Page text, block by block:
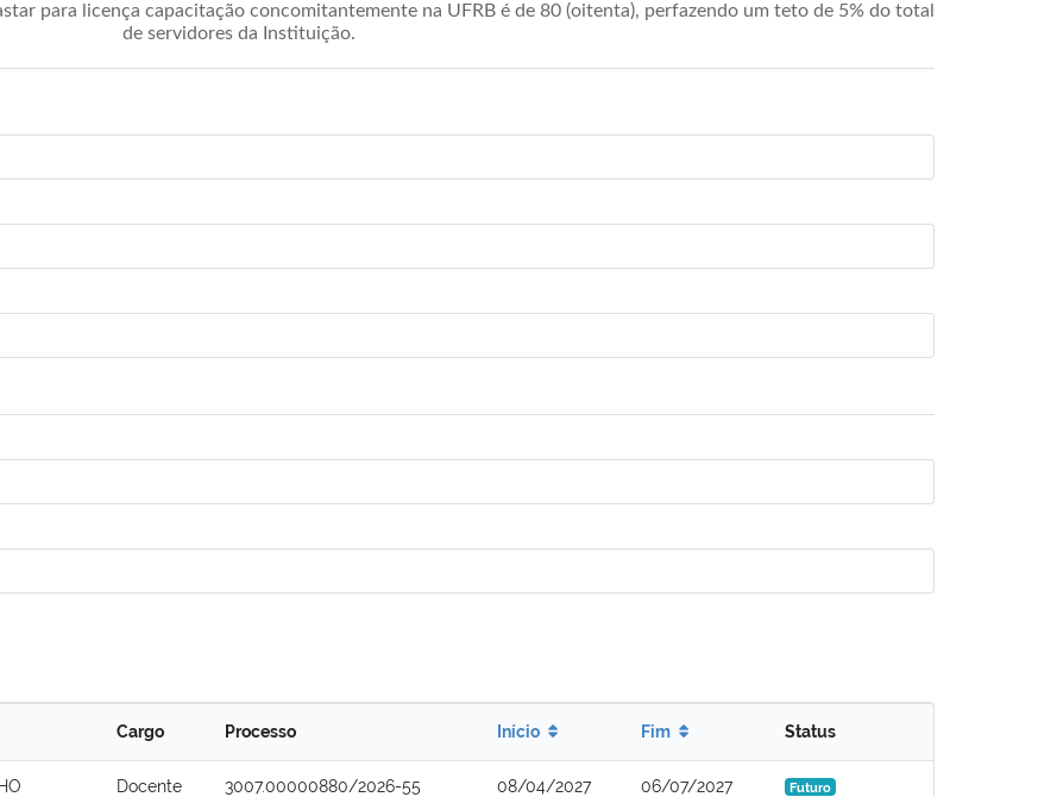
para licença capacitação concomitantemente na UFRB é de 80 (oitenta), perfazendo um teto de 5% do total
de servidores da Instituição.
Cargo Processo Início Fim Status
Docente 3007.00000880/2026-55 08/04/2027 06/07/2027 Futuro